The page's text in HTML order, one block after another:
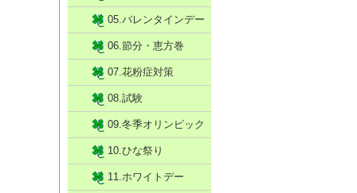
05.バレンタインデー
06.節分・恵方巻
07.花粉症対策
08.試験
09.冬季オリンピック
10.ひな祭り
11.ホワイトデー